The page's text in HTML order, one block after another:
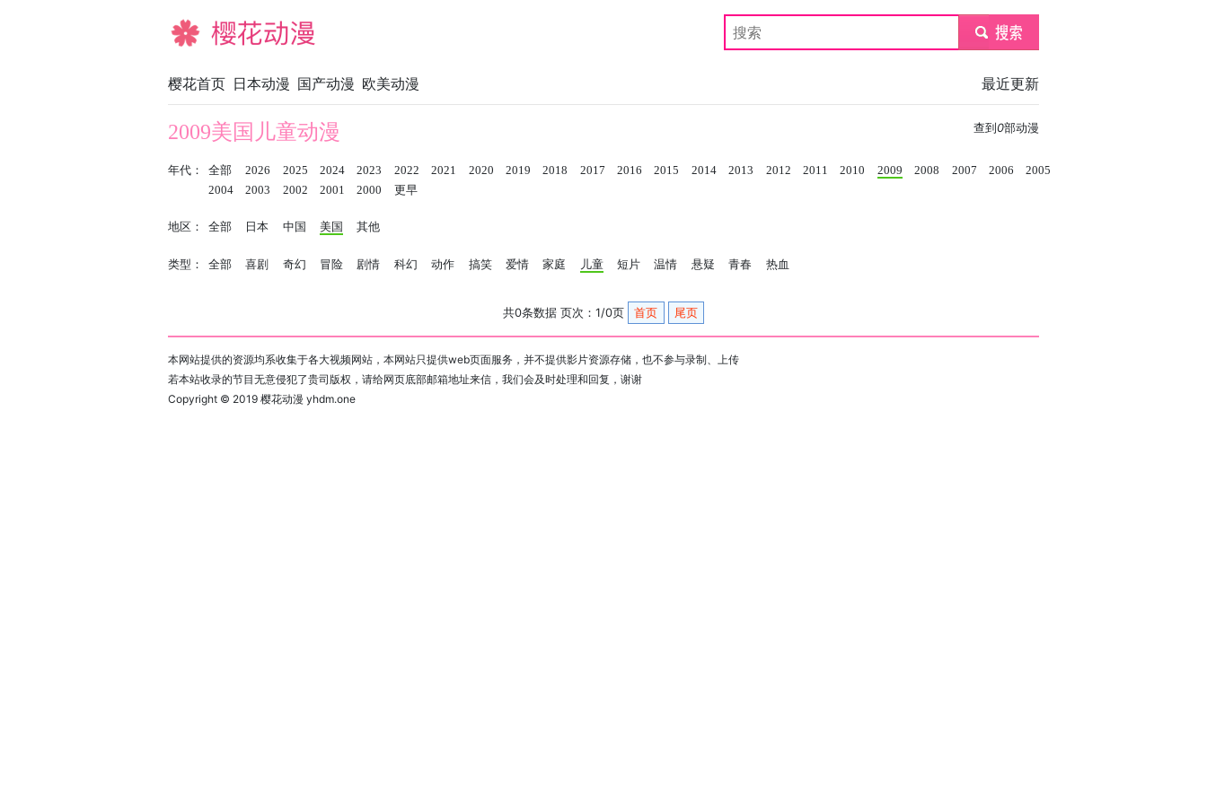
樱花动漫 submit
樱花首页 日本动漫 国产动漫 欧美动漫 最近更新
查到 0部动漫
2009美国儿童动漫
年代： 全部 2026 2025 2024 2023 2022 2021 2020 2019 2018 2017 2016 2015 2014 2013 2012 2011 2010 2009 2008 2007 2006
2005
2004
2003 2002 2001 2000 更早
地区： 全部 日本 中国 美国 其他
类型： 全部 喜剧 奇幻 冒险 剧情 科幻 动作 搞笑 爱情 家庭 儿童 短片 温情 悬疑 青春 热血
共0条数据 页次：1/0页 首页 尾页
本网站提供的资源均系收集于各大视频网站，本网站只提供web页面服务，并不提供影片资源存储，也不参与录制、上传
若本站收录的节目无意侵犯了贵司版权，请给网页底部邮箱地址来信，我们会及时处理和回复，谢谢
Copyright © 2019 樱花动漫 yhdm.one